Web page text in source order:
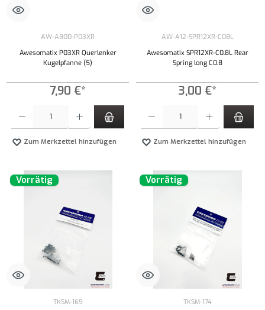
AW-A800-P03XR
Awesomatix P03XR Querlenker
Kugelpfanne (5)
7,90 €*
Zum Merkzettel hinzufügen
AW-A12-SPR12XR-C08L
Awesomatix SPR12XR-C0.8L Rear
Spring long C0.8
3,00 €*
Zum Merkzettel hinzufügen
Vorrätig
TKSM-169
Vorrätig
TKSM-174